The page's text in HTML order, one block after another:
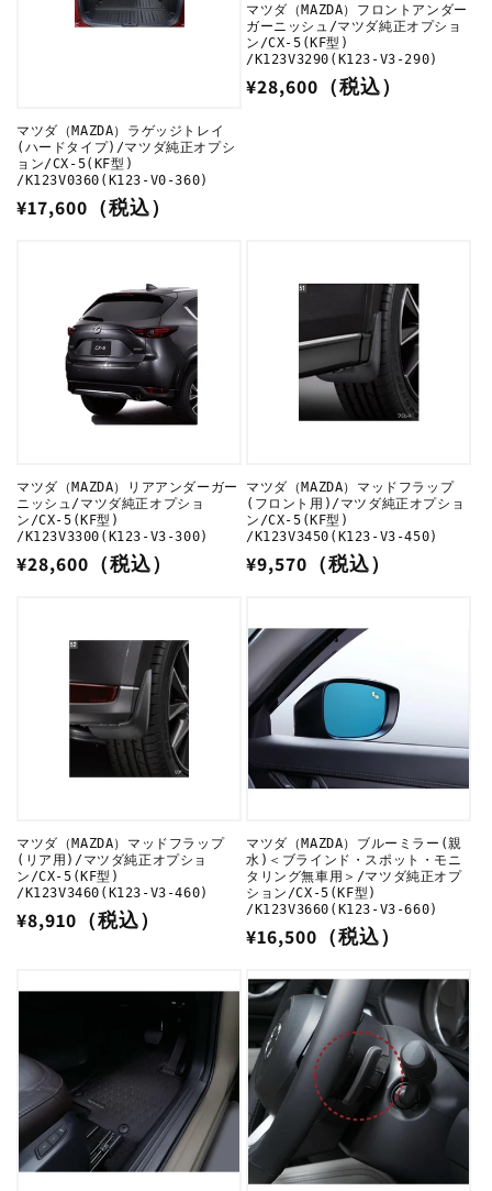
マツダ（MAZDA）ラゲッジトレイ
(ハードタイプ)/マツダ純正オプシ
ョン/CX-5(KF型)
/K123V0360(K123-V0-360)
通
¥17,600（税込）
マツダ（MAZDA）フロントアンダー
ガーニッシュ/マツダ純正オプショ
ン/CX-5(KF型)
/K123V3290(K123-V3-290)
通
¥28,600（税込）
マツダ（MAZDA）リアアンダーガー
ニッシュ/マツダ純正オプショ
ン/CX-5(KF型)
/K123V3300(K123-V3-300)
通
¥28,600（税込）
マツダ（MAZDA）マッドフラップ
(フロント用)/マツダ純正オプショ
ン/CX-5(KF型)
/K123V3450(K123-V3-450)
通
格
¥9,570（税込）
マツダ（MAZDA）マッドフラップ
(リア用)/マツダ純正オプショ
ン/CX-5(KF型)
/K123V3460(K123-V3-460)
通
格
¥8,910（税込）
マツダ（MAZDA）ブルーミラー(親
水)＜ブラインド・スポット・モニ
タリング無車用＞/マツダ純正オプ
ション/CX-5(KF型)
/K123V3660(K123-V3-660)
通
価
¥16,500（税込）